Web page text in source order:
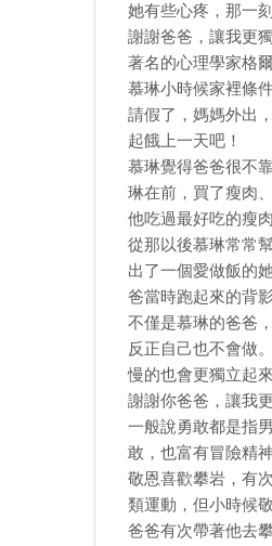
她有些心疼，那一
謝謝爸爸，讓我更
著名的心理學家格
慕琳小時候家裡條
請假了，媽媽外出
起餓上一天吧！
慕琳覺得爸爸很不
琳在前，買了瘦肉
他吃過最好吃的瘦
從那以後慕琳常常
出了一個愛做飯的
爸當時跑起來的背影
不僅是慕琳的爸爸
反正自己也不會做
慢的也會更獨立起來
謝謝你爸爸，讓我
一般說勇敢都是指
敢，也富有冒險精神
敬恩喜歡攀岩，有
類運動，但小時候
爸爸有次帶著他去